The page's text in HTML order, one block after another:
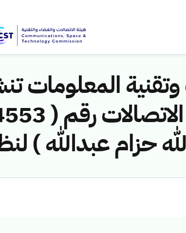
المعلومات
حزام عبدالله )